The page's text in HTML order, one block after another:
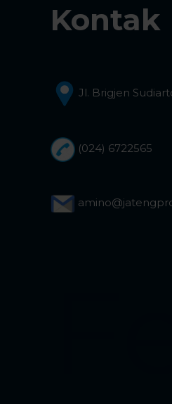
Kontak
Jl. Brigjen
(024) 6722565